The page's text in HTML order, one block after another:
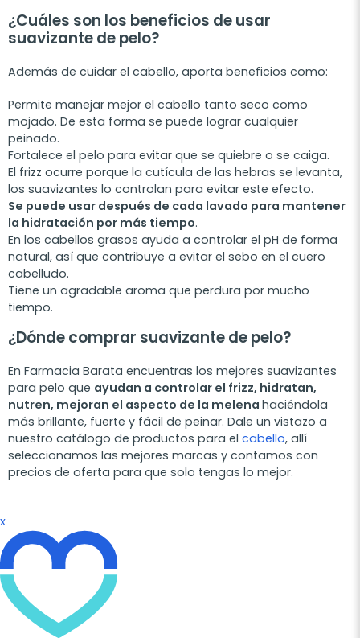
¿Cuáles son los beneficios de usar
suavizante de pelo?
Además de cuidar el cabello, aporta beneficios como:
Permite manejar mejor el cabello tanto seco como
mojado. De esta forma se puede lograr cualquier
peinado.
Fortalece el pelo para evitar que se quiebre o se caiga.
El frizz ocurre porque la cutícula de las hebras se levanta,
los suavizantes lo controlan para evitar este efecto.
Se puede usar después de cada lavado para mantener
la hidratación por más tiempo.
En los cabellos grasos ayuda a controlar el pH de forma
natural, así que contribuye a evitar el sebo en el cuero
cabelludo.
Tiene un agradable aroma que perdura por mucho
tiempo.
¿Dónde comprar suavizante de pelo?
En Farmacia Barata encuentras los mejores suavizantes
para pelo que ayudan a controlar el frizz, hidratan,
nutren, mejoran el aspecto de la melena haciéndola
más brillante, fuerte y fácil de peinar. Dale un vistazo a
nuestro catálogo de productos para el cabello, allí
seleccionamos las mejores marcas y contamos con
precios de oferta para que solo tengas lo mejor.
x